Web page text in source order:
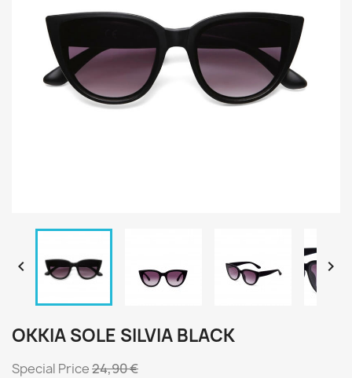
 
OKKIA SOLE SILVIA BLACK
Special Price24,90 €